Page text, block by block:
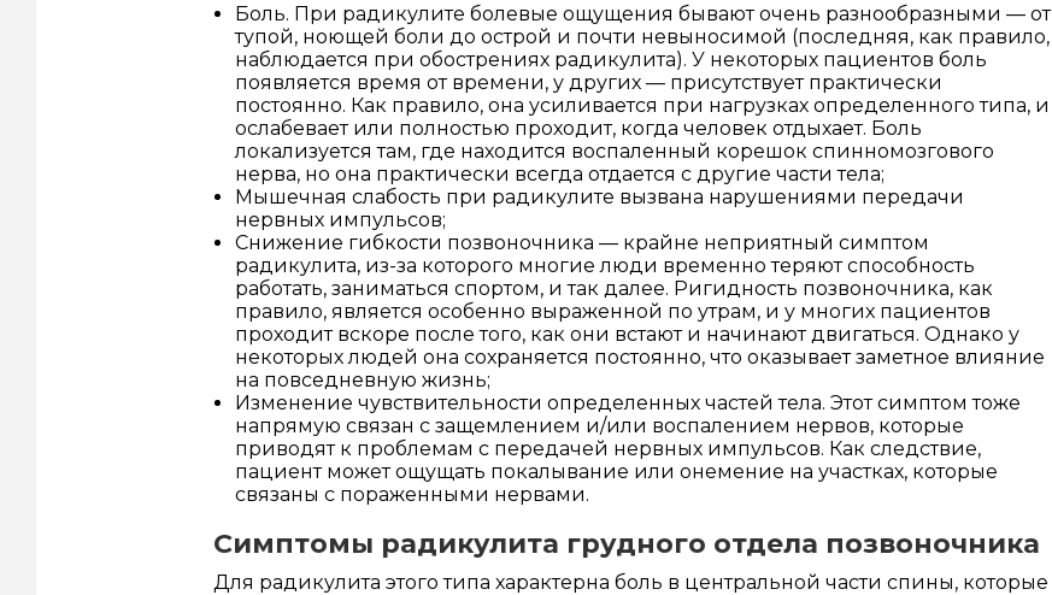
Боль. При радикулите болевые ощущения бывают очень разнообразными — от
тупой, ноющей боли до острой и почти невыносимой (последняя, как правило,
наблюдается при обострениях радикулита). У некоторых пациентов боль
появляется время от времени, у других — присутствует практически
постоянно. Как правило, она усиливается при нагрузках определенного типа, и
ослабевает или полностью проходит, когда человек отдыхает. Боль
локализуется там, где находится воспаленный корешок спинномозгового
нерва, но она практически всегда отдается с другие части тела;
Мышечная слабость при радикулите вызвана нарушениями передачи
нервных импульсов;
Снижение гибкости позвоночника — крайне неприятный симптом
радикулита, из-за которого многие люди временно теряют способность
работать, заниматься спортом, и так далее. Ригидность позвоночника, как
правило, является особенно выраженной по утрам, и у многих пациентов
проходит вскоре после того, как они встают и начинают двигаться. Однако у
некоторых людей она сохраняется постоянно, что оказывает заметное влияние
на повседневную жизнь;
Изменение чувствительности определенных частей тела. Этот симптом тоже
напрямую связан с защемлением и/или воспалением нервов, которые
приводят к проблемам с передачей нервных импульсов. Как следствие,
пациент может ощущать покалывание или онемение на участках, которые
связаны с пораженными нервами.
Симптомы радикулита грудного отдела позвоночника
Для радикулита этого типа характерна боль в центральной части спины, которые